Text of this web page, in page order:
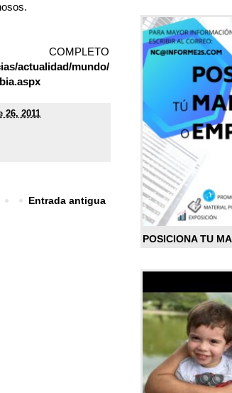
actualidad/mundo/
26, 2011
Entrada antigua
POSICIONA TU